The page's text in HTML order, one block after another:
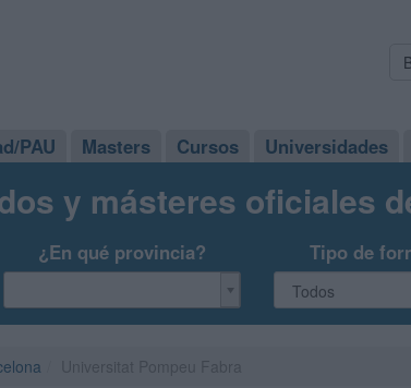
PAU Masters Cursos Universidades
y másteres oficiales
¿En qué provincia? Tipo de